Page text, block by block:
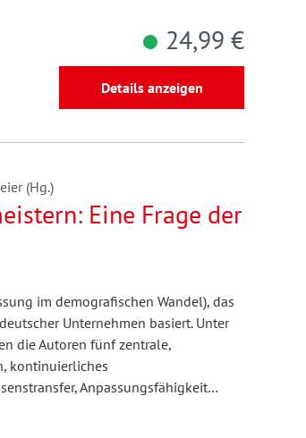
24,99 €
Details anzeigen
(Hg.)
Eine Frage der
im demografischen Wandel), das
Unternehmen basiert. Unter
die Autoren fünf zentrale,
kontinuierliches
Anpassungsfähigkeit…